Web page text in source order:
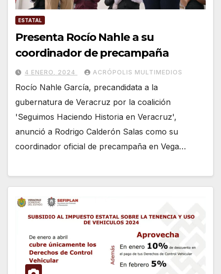
ESTATAL
Presenta Rocío Nahle a su
coordinador de precampaña
4 ENERO, 2024 ACRÓPOLIS MULTIMEDIOS
Rocío Nahle García, precandidata a la
gubernatura de Veracruz por la coalición
'Seguimos Haciendo Historia en Veracruz',
anunció a Rodrigo Calderón Salas como su
coordinador oficial de precampaña en Vega…